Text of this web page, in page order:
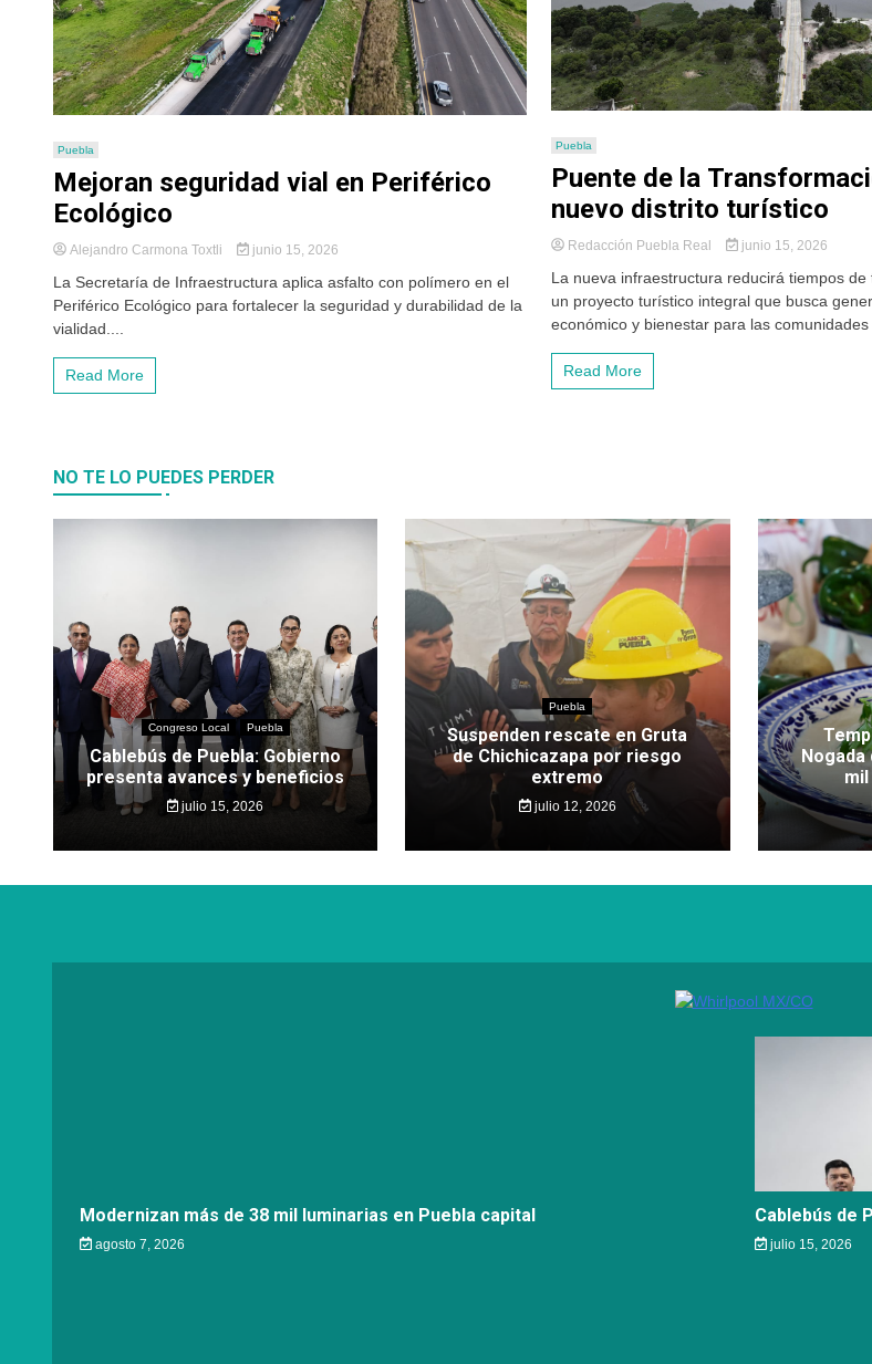
Puebla
Mejoran seguridad vial en Periférico
Ecológico
Alejandro Carmona Toxtli junio 15, 2026
La Secretaría de Infraestructura aplica asfalto con polímero en el
Periférico Ecológico para fortalecer la seguridad y durabilidad de la
vialidad....
Read More
Puebla
Puente de la
nuevo distrito turístico
Redacción Puebla Real junio 15, 2026
La nueva infraestructura reducirá tiempos
un proyecto turístico integral que busca
económico y bienestar para las comunidades
Read More
NO TE LO PUEDES PERDER
Congreso Local Puebla
Cablebús de Puebla: Gobierno
presenta avances y beneficios
julio 15, 2026
Puebla
Suspenden rescate en Gruta
de Chichicazapa por riesgo
extremo
julio 12, 2026
Nogada
Modernizan más de 38 mil luminarias en Puebla capital
agosto 7, 2026
Cablebús de
julio 15, 2026